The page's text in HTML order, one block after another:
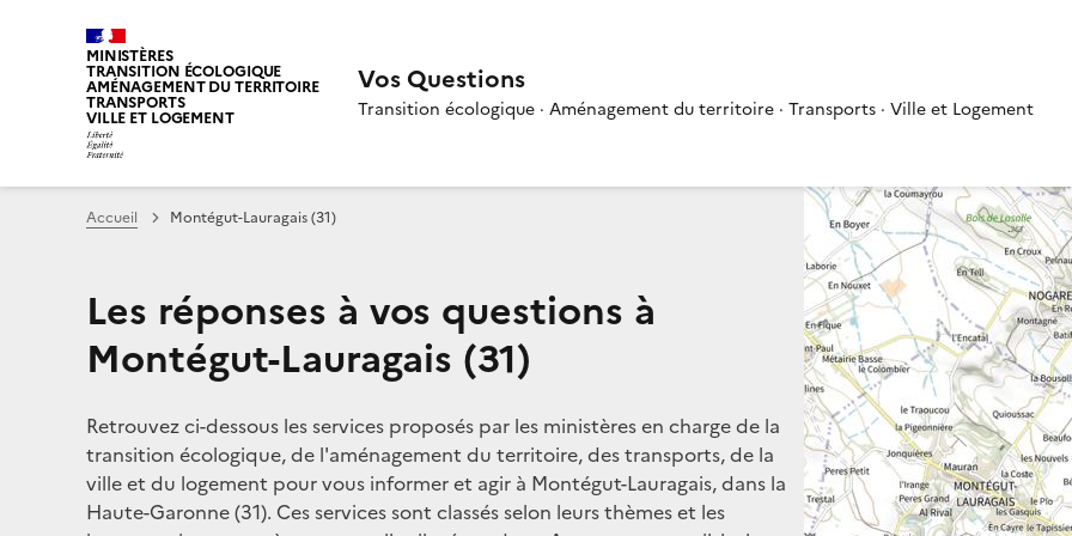
MINISTÈRES
TRANSITION ÉCOLOGIQUE
AMÉNAGEMENT DU TERRITOIRE
TRANSPORTS
VILLE ET LOGEMENT
Vos Questions
Transition écologique · Aménagement du territoire · Transports · Ville et Logement
Accueil Montégut-Lauragais (31)
Les réponses à vos questions à
Montégut-Lauragais (31)
Retrouvez ci-dessous les services proposés par les ministères en charge de la
transition écologique, de l'aménagement du territoire, des transports, de la
ville et du logement pour vous informer et agir à Montégut-Lauragais, dans la
Haute-Garonne (31). Ces services sont classés selon leurs thèmes et les